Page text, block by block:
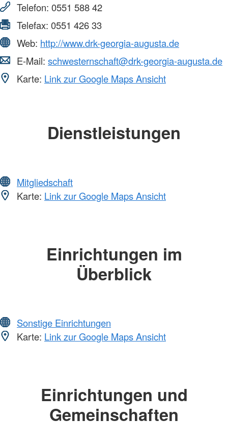
Telefon: 0551 588 42
Telefax: 0551 426 33
Web: http://www.drk-georgia-augusta.de
E-Mail: schwesternschaft@drk-georgia-augusta.de
Karte: Link zur Google Maps Ansicht
Dienstleistungen
Mitgliedschaft
Karte: Link zur Google Maps Ansicht
Einrichtungen im
Überblick
Sonstige Einrichtungen
Karte: Link zur Google Maps Ansicht
Einrichtungen und
Gemeinschaften